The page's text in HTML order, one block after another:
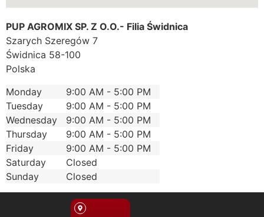
PUP AGROMIX SP. Z O.O.- Filia Świdnica
Szarych Szeregów 7
Świdnica 58-100
Polska
Monday
9:00 AM - 5:00 PM
Tuesday
9:00 AM - 5:00 PM
Wednesday
9:00 AM - 5:00 PM
Thursday
9:00 AM - 5:00 PM
Friday
9:00 AM - 5:00 PM
Saturday
Closed
Sunday
Closed